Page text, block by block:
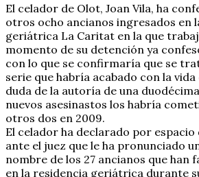
El celador de Olot, Joan Vila, ha
otros ocho ancianos ingresados en
geriátrica La Caritat en la que
momento de su detención ya
con lo que se confirmaría que se
serie que habría acabado con la vida
duda de la autoría de una
nuevos asesinastos los habría
otros dos en 2009.
El celador ha declarado por
ante el juez que le ha pronunciado
nombre de los 27 ancianos que han
en la residencia geriátrica durante